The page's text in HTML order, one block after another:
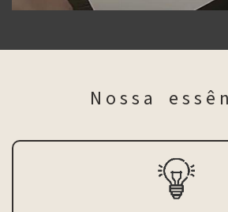
N o s s a e s s ê